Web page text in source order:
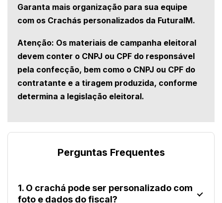
Garanta mais organização para sua equipe
com os Crachás personalizados da FuturaIM.
Atenção: Os materiais de campanha eleitoral
devem conter o CNPJ ou CPF do responsável
pela confecção, bem como o CNPJ ou CPF do
contratante e a tiragem produzida, conforme
determina a legislação eleitoral.
Perguntas Frequentes
1. O crachá pode ser personalizado com
foto e dados do fiscal?